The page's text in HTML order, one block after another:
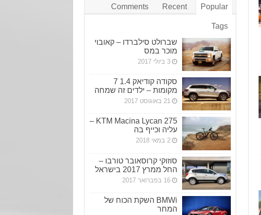
Popular
Recent
Comments
Tags
שברולט סילברדו – קאובוי
מוכר במס
3 ביולי 2017
סקודה קודיאק 1.4 7
מקומות – ילדים זה שמחה
21 באוגוסט 2017
KTM Macina Lycan 275 –
עליה וכייף בה
2 במאי 2018
סוזוקי קרוסאובר טורבו –
החל ממרץ 2017 בישראל
16 בפברואר 2017
BMWi השקת הכוח של
המחר